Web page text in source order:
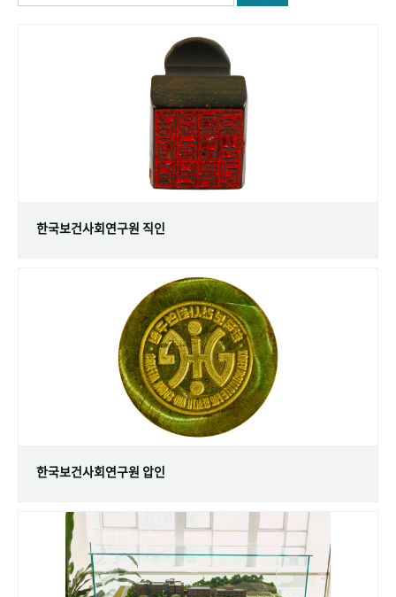
숫자로 보는 50년 50+1
한국보건사회연구원 직인
한국보건사회연구원 압인